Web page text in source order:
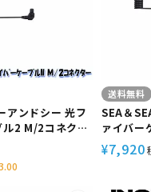
アンドシー 光フ
ル2 M/2コネクタ
送料無料
SEA＆
ァイバー
ー【
¥7,920